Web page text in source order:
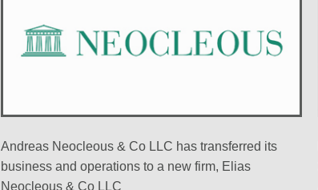
Andreas Neocleous & Co LLC has transferred its
business and operations to a new firm, Elias
Neocleous & Co LLC